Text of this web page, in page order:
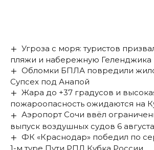
Угроза с моря: туристов
пляжи и набережную Геленджика
Обломки БПЛА повредили
Супсех под Анапой
Жара до +37 градусов и
пожароопасность ожидаются на
Аэропорт Сочи ввёл
выпуск воздушных судов 6 августа
ФК «Краснодар» победил по
1-м туре Пути РПЛ Кубка России